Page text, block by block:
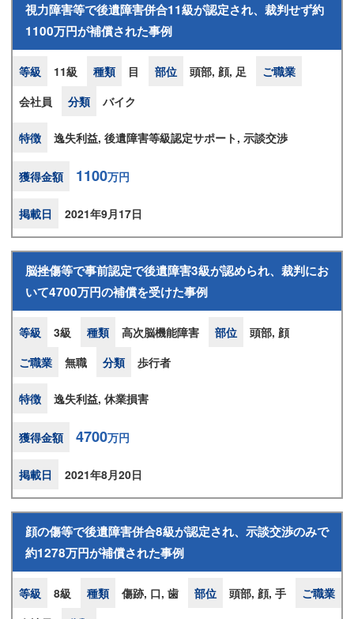
視力障害等で後遺障害併合11級が認定され、裁判せず約
1100万円が補償された事例
等級 11級 種類 目 部位 頭部, 顔, 足
ご職業
会社員
分類 バイク
特徴 逸失利益, 後遺障害等級認定サポート, 示談交渉
獲得金額 1100万円
掲載日 2021年9月17日
脳挫傷等で事前認定で後遺障害3級が認められ、裁判にお
いて4700万円の補償を受けた事例
等級 3級 種類 高次脳機能障害 部位
頭部, 顔
ご職業
無職 分類 歩行者
特徴 逸失利益, 休業損害
獲得金額 4700万円
掲載日 2021年8月20日
顔の傷等で後遺障害併合8級が認定され、示談交渉のみで
約1278万円が補償された事例
等級 8級 種類 傷跡, 口, 歯 部位 頭部, 顔, 手
ご職業